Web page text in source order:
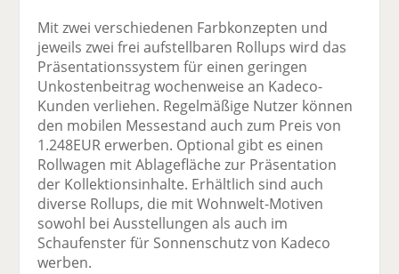
Mit zwei verschiedenen Farbkonzepten und
jeweils zwei frei aufstellbaren Rollups wird das
Präsentationssystem für einen geringen
Unkostenbeitrag wochenweise an Kadeco-
Kunden verliehen. Regelmäßige Nutzer können
den mobilen Messestand auch zum Preis von
1.248EUR erwerben. Optional gibt es einen
Rollwagen mit Ablagefläche zur Präsentation
der Kollektionsinhalte. Erhältlich sind auch
diverse Rollups, die mit Wohnwelt-Motiven
sowohl bei Ausstellungen als auch im
Schaufenster für Sonnenschutz von Kadeco
werben.